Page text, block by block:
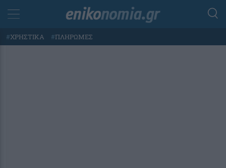
#ΧΡΗΣΤΙΚΑ #ΠΛΗΡΩΜΕΣ